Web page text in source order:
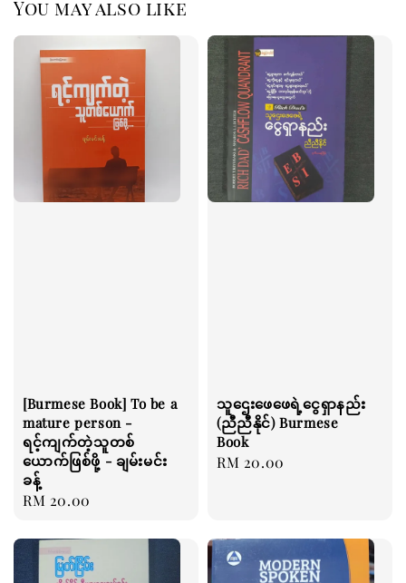
You may also like
[Burmese Book] To be a
mature person -
ရင့်ကျက်တဲ့သူတစ်
ယောက်ဖြစ်ဖို့ - ချမ်းမင်း
ခန့်
Regular
RM 20.00
သူဌေးဖေဖေရဲ့ငွေရှာနည်း
(ညီညီနိုင်) Burmese
Book
Regular
RM 20.00